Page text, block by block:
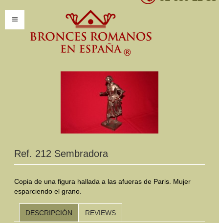
INFORMACIÓN
Introducción
Presentación
CATÁLOGO
Catálogo Completo
Ref. 212 Sembradora
Copia de una figura hallada a las afueras de Paris. Mujer
esparciendo el grano.
DESCRIPCIÓN REVIEWS